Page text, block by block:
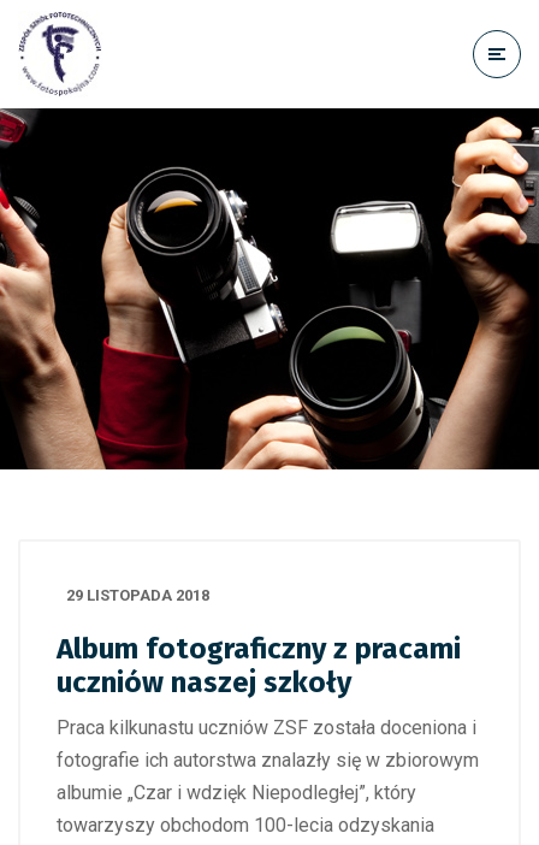
treści
29 LISTOPADA 2018
Album fotograficzny z pracami
uczniów naszej szkoły
Praca kilkunastu uczniów ZSF została doceniona i
fotografie ich autorstwa znalazły się w zbiorowym
albumie „Czar i wdzięk Niepodległej”, który
towarzyszy obchodom 100-lecia odzyskania